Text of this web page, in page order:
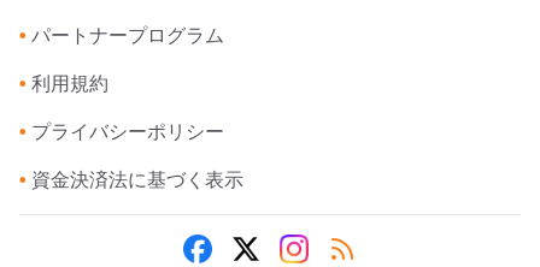
• パートナープログラム
• 利用規約
• プライバシーポリシー
• 資金決済法に基づく表示